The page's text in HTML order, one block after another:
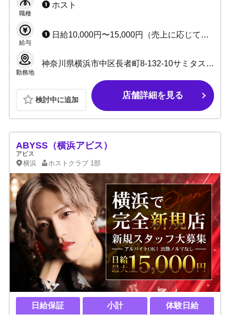
上に応じてスライド制！憧れのお金持ち・イン
フルエンサーへ！
職種
ホスト
給与
日給10,000円〜15,000円（売上に応じてスライド制） 売上バック＋指名料、同伴料バック ★総売上システム採用 ★経験者の方、小計最大100％バック（規定有）
勤務地
神奈川県横浜市中区長者町8-132-10サミタス横浜ビル 4階
検討中に追加 店舗詳細を見る
ABYSS（横浜アビス）
アビス
横浜 ホストクラブ 1部
日給保証 小計 体験日給